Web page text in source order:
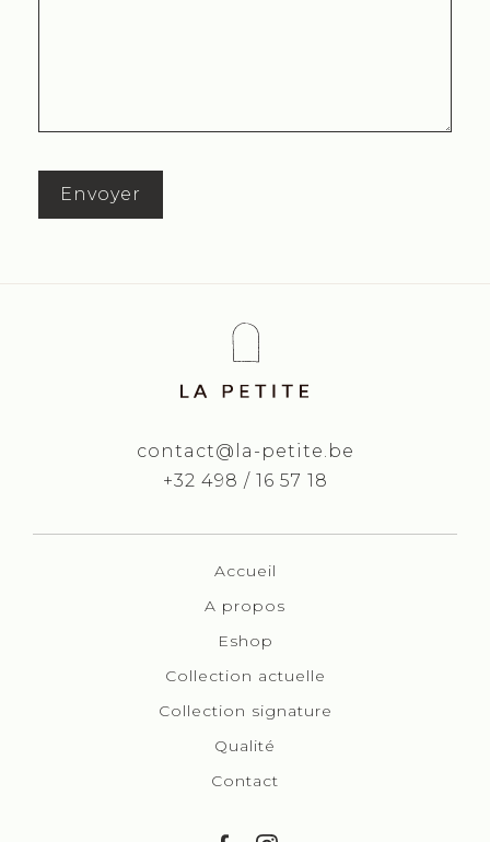
contact@la-petite.be
+32 498 / 16 57 18
Accueil
A propos
Eshop
Collection actuelle
Collection signature
Qualité
Contact